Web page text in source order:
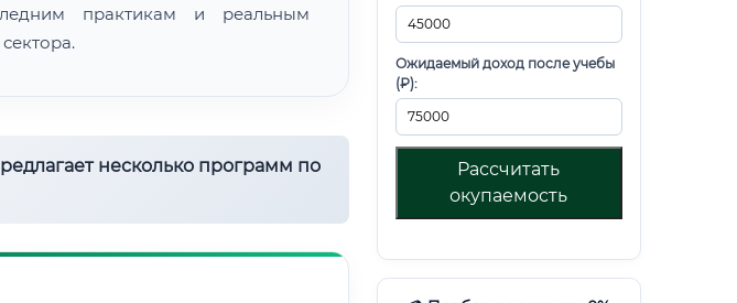
Ожидаемый доход после учебы
(₽):
Рассчитать
окупаемость
практикам и реальным
несколько программ по